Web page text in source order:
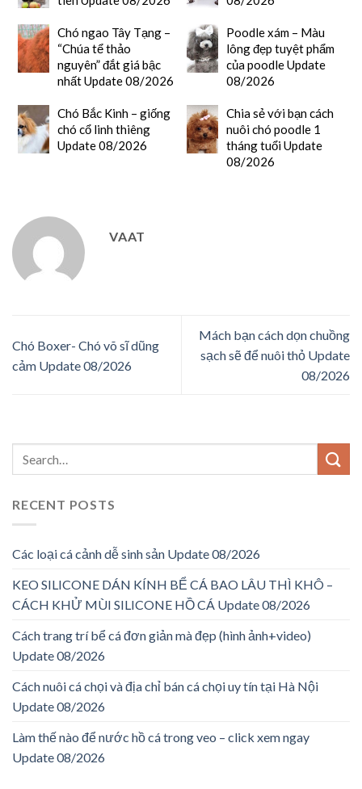
Chó ngao Tây Tạng –
“Chúa tể thảo
nguyên” đắt giá bậc
nhất Update 08/2026
Poodle xám – Màu
lông đẹp tuyệt phẩm
của poodle Update
08/2026
Chó Bắc Kinh – giống
chó cổ linh thiêng
Update 08/2026
Chia sẻ với bạn cách
nuôi chó poodle 1
tháng tuổi Update
08/2026
VAAT
Chó Boxer- Chó võ sĩ dũng
cảm Update 08/2026
Mách bạn cách dọn chuồng
sạch sẽ để nuôi thỏ Update
08/2026
RECENT POSTS
Các loại cá cảnh dễ sinh sản Update 08/2026
KEO SILICONE DÁN KÍNH BỂ CÁ BAO LÂU THÌ KHÔ –
CÁCH KHỬ MÙI SILICONE HỒ CÁ Update 08/2026
Cách trang trí bể cá đơn giản mà đẹp (hình ảnh+video)
Update 08/2026
Cách nuôi cá chọi và địa chỉ bán cá chọi uy tín tại Hà Nội
Update 08/2026
Làm thế nào để nước hồ cá trong veo – click xem ngay
Update 08/2026